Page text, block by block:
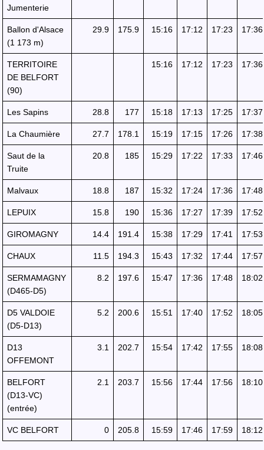
Jumenterie
Ballon d'Alsace
(1 173 m)
29.9 175.9 15:16 17:12 17:23 17:36
TERRITOIRE
DE BELFORT
(90)
15:16 17:12 17:23 17:36
Les Sapins 28.8 177 15:18 17:13 17:25 17:37
La Chaumière 27.7 178.1 15:19 17:15 17:26 17:38
Saut de la
Truite
20.8 185 15:29 17:22 17:33 17:46
Malvaux 18.8 187 15:32 17:24 17:36 17:48
LEPUIX 15.8 190 15:36 17:27 17:39 17:52
GIROMAGNY 14.4 191.4 15:38 17:29 17:41 17:53
CHAUX 11.5 194.3 15:43 17:32 17:44 17:57
SERMAMAGNY
(D465-D5)
8.2 197.6 15:47 17:36 17:48 18:02
D5 VALDOIE
(D5-D13)
5.2 200.6 15:51 17:40 17:52 18:05
D13
OFFEMONT
3.1 202.7 15:54 17:42 17:55 18:08
BELFORT
(D13-VC)
(entrée)
2.1 203.7 15:56 17:44 17:56 18:10
VC BELFORT 0 205.8 15:59 17:46 17:59 18:12